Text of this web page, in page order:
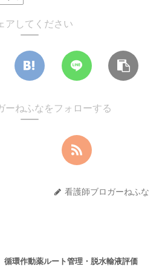
アしてください
ーねふなをフォローする
看護師ブロガーねふな
循環作動薬ルート管理・脱水輸液評価